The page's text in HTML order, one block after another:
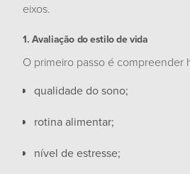
eixos.
1. Avaliação do estilo de vida
O primeiro passo é compreender
qualidade do sono;
rotina alimentar;
nível de estresse;